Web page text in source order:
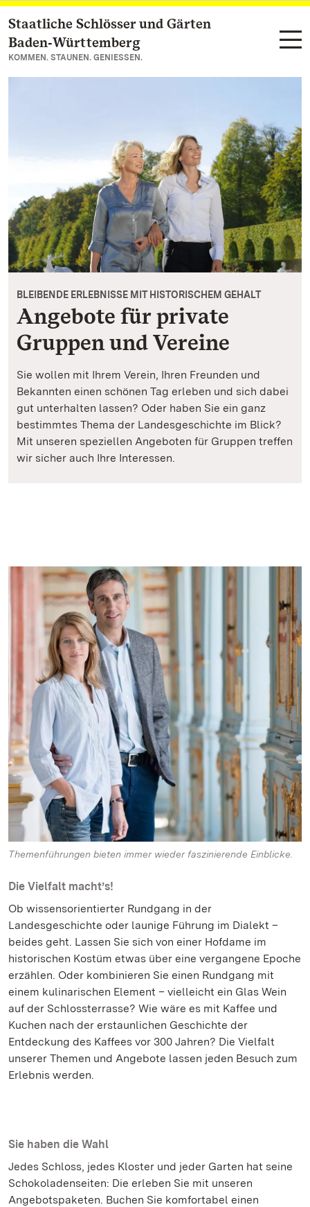
Zum Hauptinhalt springen
Staatliche Schlösser und Gärten
Baden‑Württemberg
KOMMEN. STAUNEN. GENIESSEN.
BLEIBENDE ERLEBNISSE MIT HISTORISCHEM GEHALT
Angebote für private
Gruppen und Vereine
Sie wollen mit Ihrem Verein, Ihren Freunden und
Bekannten einen schönen Tag erleben und sich dabei
gut unterhalten lassen? Oder haben Sie ein ganz
bestimmtes Thema der Landesgeschichte im Blick?
Mit unseren speziellen Angeboten für Gruppen treffen
wir sicher auch Ihre Interessen.
Themenführungen bieten immer wieder faszinierende Einblicke.
Die Vielfalt macht’s!
Ob wissensorientierter Rundgang in der
Landesgeschichte oder launige Führung im Dialekt –
beides geht. Lassen Sie sich von einer Hofdame im
historischen Kostüm etwas über eine vergangene Epoche
erzählen. Oder kombinieren Sie einen Rundgang mit
einem kulinarischen Element – vielleicht ein Glas Wein
auf der Schlossterrasse? Wie wäre es mit Kaffee und
Kuchen nach der erstaunlichen Geschichte der
Entdeckung des Kaffees vor 300 Jahren? Die Vielfalt
unserer Themen und Angebote lassen jeden Besuch zum
Erlebnis werden.
Sie haben die Wahl
Jedes Schloss, jedes Kloster und jeder Garten hat seine
Schokoladenseiten: Die erleben Sie mit unseren
Angebotspaketen. Buchen Sie komfortabel einen